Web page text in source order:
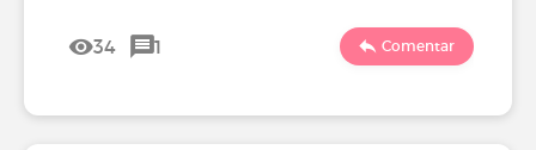
34 1 Comentar